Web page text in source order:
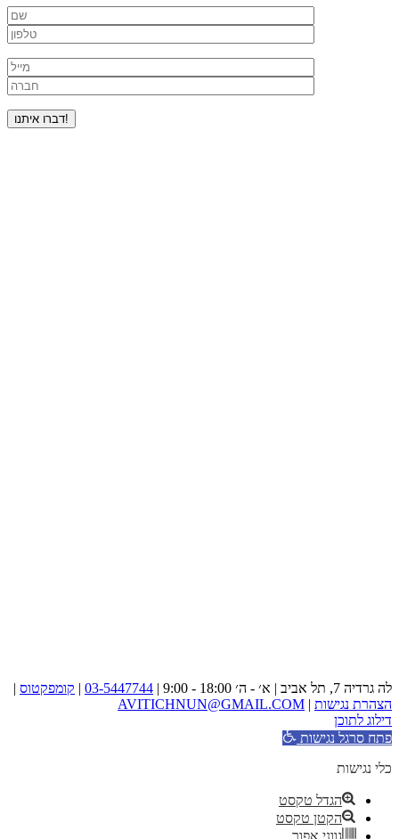
לה גרדיה 7, תל אביב | א׳ - ה׳ 18:00 - 9:00 | 03-5447744
| קומפקטוס |
הצהרת נגישות |
AVITICHNUN@GMAIL.COM
דילוג לתוכן
פתח סרגל נגישות
כלי נגישות
הגדל טקסט
הקטן טקסט
גווני אפור